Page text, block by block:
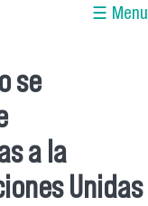
☰ Menu
se
a la
Unidas